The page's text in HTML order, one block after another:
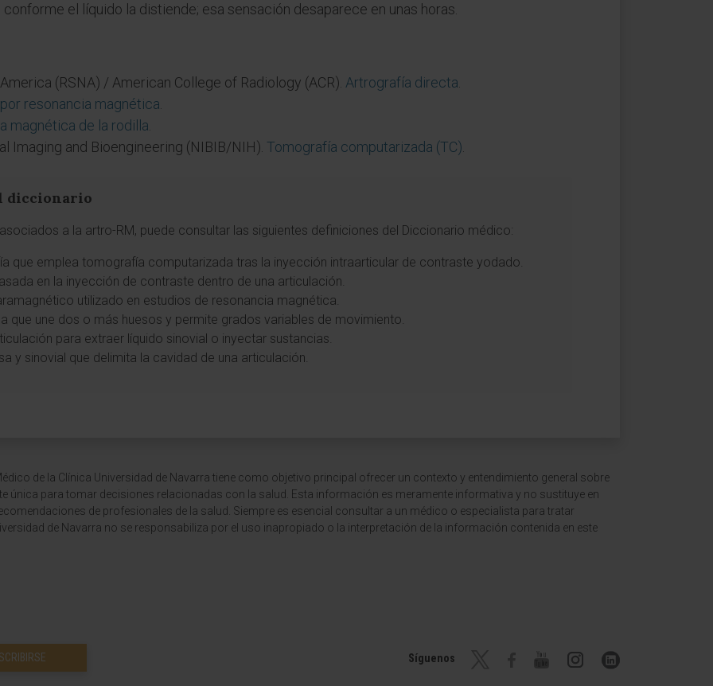
el líquido la distiende; esa sensación desaparece en unas horas.
(RSNA) / American College of Radiology (ACR). Artrografía directa
resonancia magnética
magnética de la rodilla
Imaging and Bioengineering (NIBIB/NIH). Tomografía computarizada (TC)
diccionario
a la artro-RM, puede consultar las siguientes definiciones del Diccionario médico:
que emplea tomografía computarizada tras la inyección intraarticular de contraste yodado.
en la inyección de contraste dentro de una articulación.
utilizado en estudios de resonancia magnética.
que une dos o más huesos y permite grados variables de movimiento.
para extraer líquido sinovial o inyectar sustancias.
y sinovial que delimita la cavidad de una articulación.
de la Clínica Universidad de Navarra tiene como objetivo principal ofrecer un contexto y entendimiento general sobre
única para tomar decisiones relacionadas con la salud. Esta información es meramente informativa y no sustituye en
de profesionales de la salud. Siempre es esencial consultar a un médico o especialista para tratar
de Navarra no se responsabiliza por el uso inapropiado o la interpretación de la información contenida en este
Síguenos